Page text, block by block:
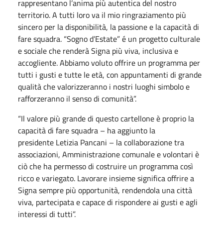
rappresentano l’anima più autentica del nostro
territorio. A tutti loro va il mio ringraziamento più
sincero per la disponibilità, la passione e la capacità di
fare squadra. “Sogno d’Estate” é un progetto culturale
e sociale che renderà Signa più viva, inclusiva e
accogliente. Abbiamo voluto offrire un programma per
tutti i gusti e tutte le età, con appuntamenti di grande
qualità che valorizzeranno i nostri luoghi simbolo e
rafforzeranno il senso di comunità”.
“Il valore più grande di questo cartellone è proprio la
capacità di fare squadra – ha aggiunto la
presidente Letizia Pancani – la collaborazione tra
associazioni, Amministrazione comunale e volontari è
ciò che ha permesso di costruire un programma così
ricco e variegato. Lavorare insieme significa offrire a
Signa sempre più opportunità, rendendola una città
viva, partecipata e capace di rispondere ai gusti e agli
interessi di tutti”.